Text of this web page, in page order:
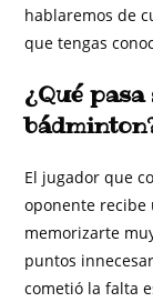
hablaremos de
que tengas
¿Qué
El jugador que
oponente recibe
memorizarte
puntos
cometió la falta